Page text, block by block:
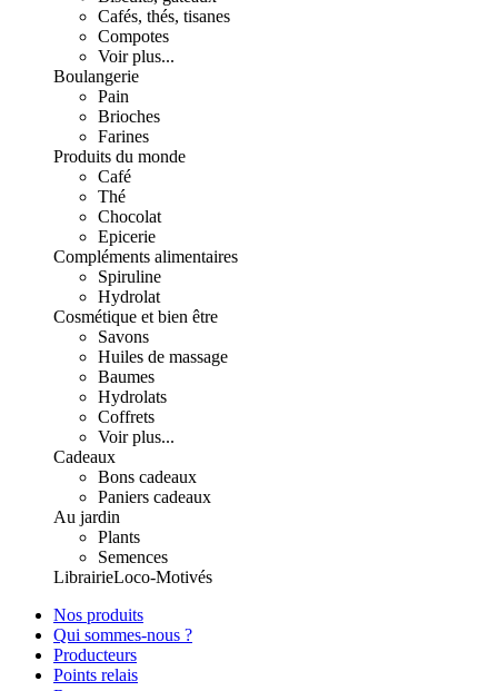
Cafés, thés, tisanes
Compotes
Voir plus...
Boulangerie
Pain
Brioches
Farines
Produits du monde
Café
Thé
Chocolat
Epicerie
Compléments alimentaires
Spiruline
Hydrolat
Cosmétique et bien être
Savons
Huiles de massage
Baumes
Hydrolats
Coffrets
Voir plus...
Cadeaux
Bons cadeaux
Paniers cadeaux
Au jardin
Plants
Semences
LibrairieLoco-Motivés
Nos produits
Qui sommes-nous ?
Producteurs
Points relais